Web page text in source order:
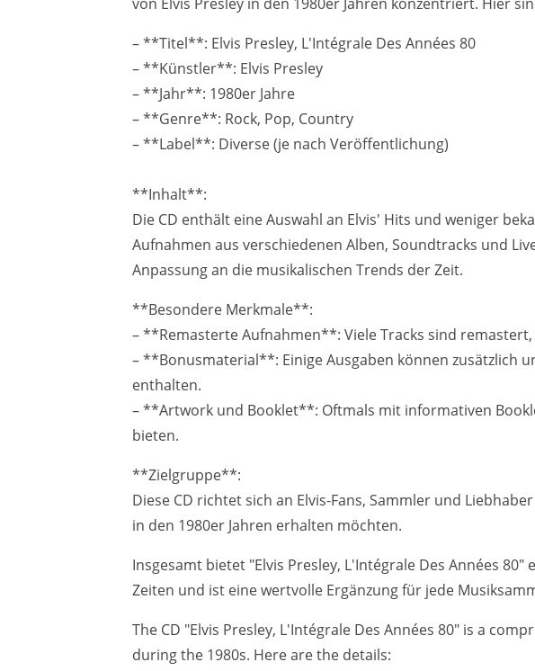
– **Titel**: Elvis Presley, L'Intégrale Des Années 80
– **Künstler**: Elvis Presley
– **Jahr**: 1980er Jahre
– **Genre**: Rock, Pop, Country
– **Label**: Diverse (je nach Veröffentlichung)
**Inhalt**:
Die CD enthält eine Auswahl an Elvis' Hits und weniger
Aufnahmen aus verschiedenen Alben, Soundtracks und
Anpassung an die musikalischen Trends der Zeit.
**Besondere Merkmale**:
– **Remasterte Aufnahmen**: Viele Tracks sind
– **Bonusmaterial**: Einige Ausgaben können zusätzlich
enthalten.
– **Artwork und Booklet**: Oftmals mit informativen
bieten.
**Zielgruppe**:
Diese CD richtet sich an Elvis-Fans, Sammler und
in den 1980er Jahren erhalten möchten.
Insgesamt bietet "Elvis Presley, L'Intégrale Des Années
Zeiten und ist eine wertvolle Ergänzung für jede
The CD "Elvis Presley, L'Intégrale Des Années 80" is a
during the 1980s. Here are the details: